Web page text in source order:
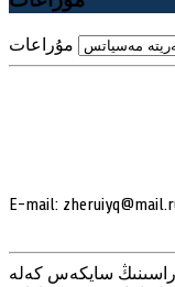
مۇراعات
E-mail:
سايكەس كەلە